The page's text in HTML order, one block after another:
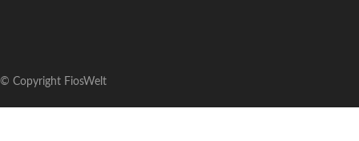
© Copyright FiosWelt